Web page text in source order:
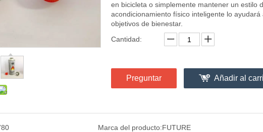
en bicicleta o simplemente mantener un estilo
acondicionamiento físico inteligente lo
objetivos de bienestar.
Cantidad:
Preguntar Añadir al
Marca del producto:FUTURE